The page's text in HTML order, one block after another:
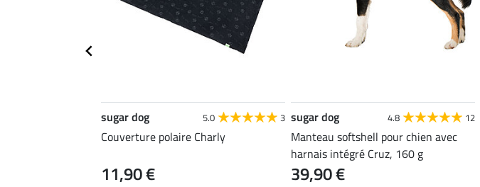
sugar dog 5.0 3
Couverture polaire Charly
11,90 €
sugar dog 4.8 12
Manteau softshell pour chien avec
harnais intégré Cruz, 160 g
39,90 €